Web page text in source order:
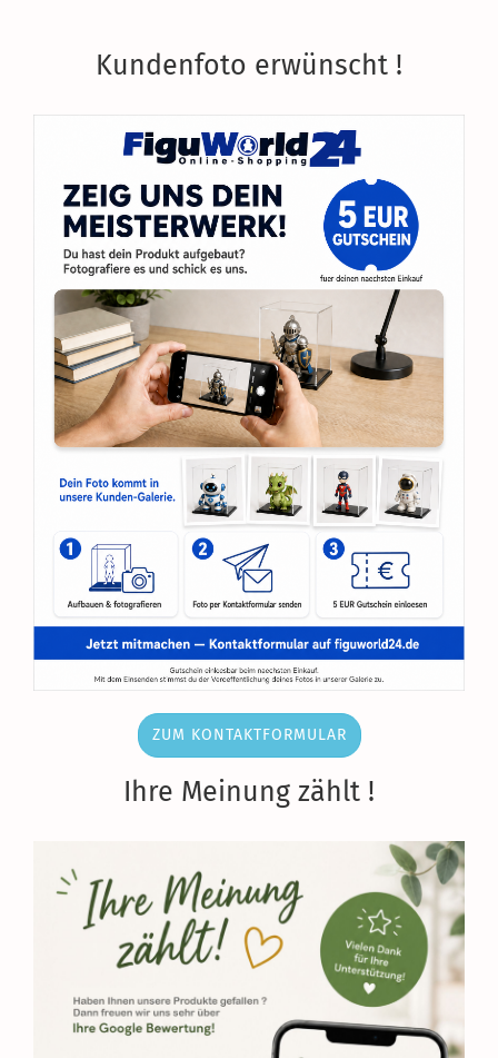
Kundenfoto erwünscht !
ZUM KONTAKTFORMULAR
Ihre Meinung zählt !